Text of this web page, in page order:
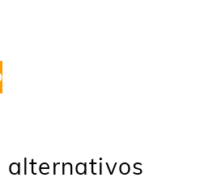
alternativos